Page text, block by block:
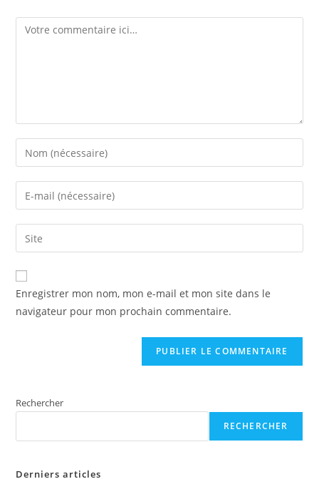
Comment
Enter
your
name
comment
Enter
your
email
address
comment
Saisir
l’URL
de
votre
(facultatif)
Enregistrer mon nom, mon e-mail et mon site dans le
navigateur pour mon prochain commentaire.
Rechercher
RECHERCHER
Derniers articles